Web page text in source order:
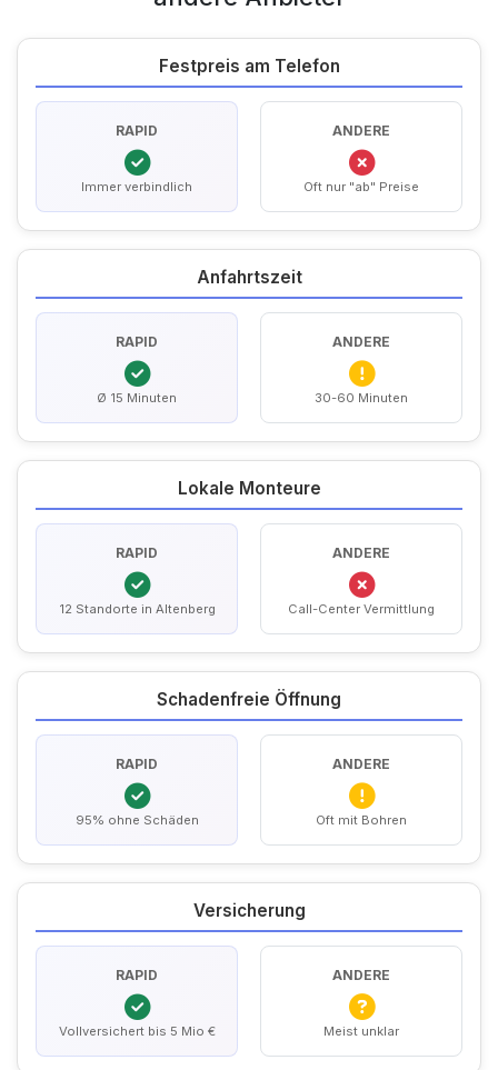
Festpreis am Telefon
RAPID
Immer verbindlich
ANDERE
Oft nur "ab" Preise
Anfahrtszeit
RAPID
Ø 15 Minuten
ANDERE
30-60 Minuten
Lokale Monteure
RAPID
12 Standorte in Altenberg
ANDERE
Call-Center Vermittlung
Schadenfreie Öffnung
RAPID
95% ohne Schäden
ANDERE
Oft mit Bohren
Versicherung
RAPID
Vollversichert bis 5 Mio €
ANDERE
Meist unklar